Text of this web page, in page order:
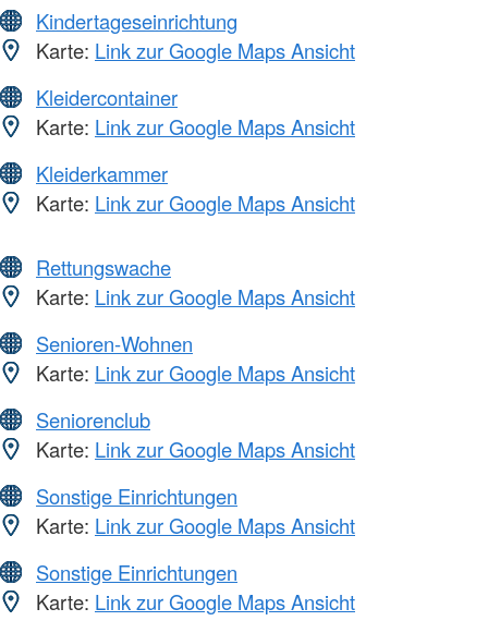
Kindertageseinrichtung
Karte: Link zur Google Maps Ansicht
Kleidercontainer
Karte: Link zur Google Maps Ansicht
Kleiderkammer
Karte: Link zur Google Maps Ansicht
Rettungswache
Karte: Link zur Google Maps Ansicht
Senioren-Wohnen
Karte: Link zur Google Maps Ansicht
Seniorenclub
Karte: Link zur Google Maps Ansicht
Sonstige Einrichtungen
Karte: Link zur Google Maps Ansicht
Sonstige Einrichtungen
Karte: Link zur Google Maps Ansicht